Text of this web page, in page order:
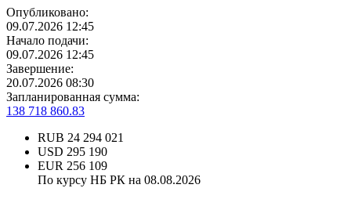
Опубликовано:
09.07.2026 12:45
Начало подачи:
09.07.2026 12:45
Завершение:
20.07.2026 08:30
Запланированная сумма:
138 718 860.83
RUB 24 294 021
USD 295 190
EUR 256 109
По курсу НБ РК на 08.08.2026